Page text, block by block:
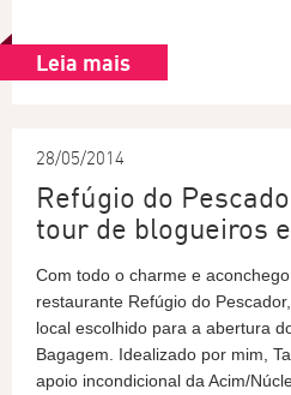
Leia mais
28/05/2014
Refúgio do
tour de blogueiros
Com todo o charme e
restaurante Refúgio do
local escolhido para a abertura
Bagagem. Idealizado por mim,
apoio incondicional da Acim/